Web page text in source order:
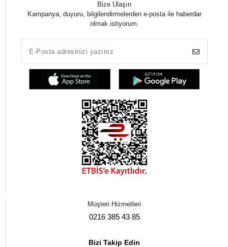
Bize Ulaşın
Kampanya, duyuru, bilgilendirmelerden e-posta ile haberdar
olmak istiyorum.
Müşteri Hizmetleri
0216 385 43 85
Bizi Takip Edin